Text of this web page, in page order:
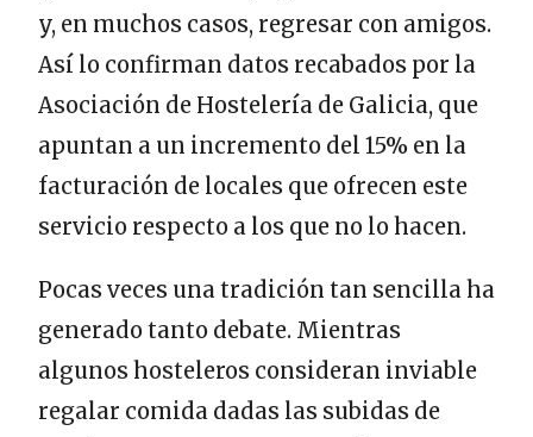
y, en muchos casos, regresar con amigos.
Así lo confirman datos recabados por la
Asociación de Hostelería de Galicia, que
apuntan a un incremento del 15% en la
facturación de locales que ofrecen este
servicio respecto a los que no lo hacen.
Pocas veces una tradición tan sencilla ha
generado tanto debate. Mientras
algunos hosteleros consideran inviable
regalar comida dadas las subidas de